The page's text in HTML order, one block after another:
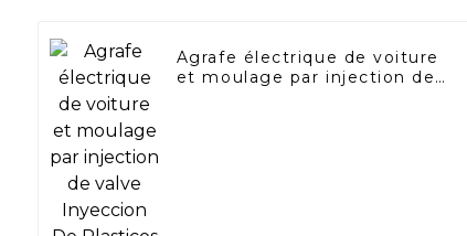
Agrafe électrique de voiture
et moulage par injection de